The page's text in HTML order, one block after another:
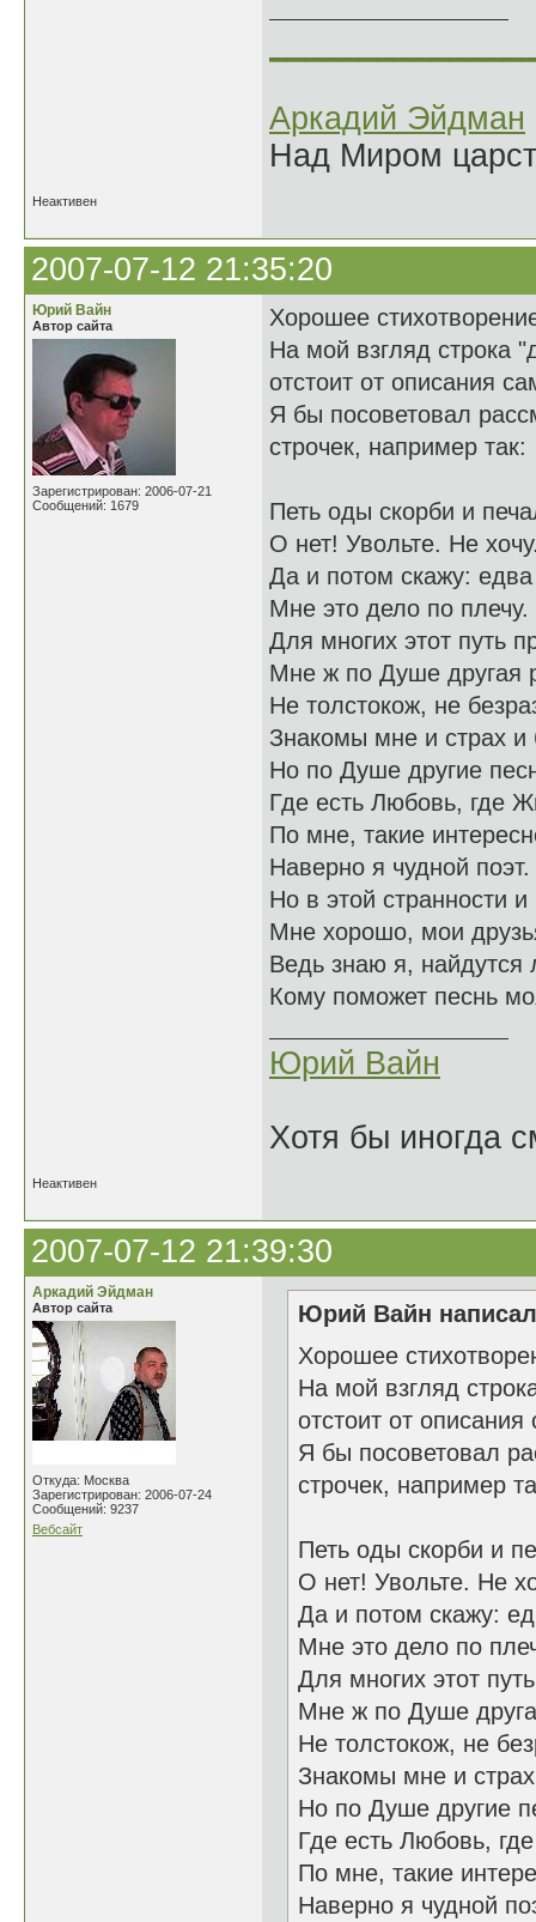
Аркадий Эйдман
Над Миром
Неактивен
2007-07-12 21:35:20
Юрий Вайн
Автор сайта
Зарегистрирован: 2006-07-21
Сообщений: 1679
Хорошее
На мой взгляд строка
отстоит от описания
Я бы посоветовал
строчек, например так:
Петь оды скорби и
О нет! Увольте. Не
Да и потом скажу:
Мне это дело по плечу.
Для многих этот путь
Мне ж по Душе другая
Не толстокож, не
Знакомы мне и страх и
Но по Душе другие
Где есть Любовь, где
По мне, такие
Наверно я чудной поэт.
Но в этой странности и
Мне хорошо, мои
Ведь знаю я, найдутся
Кому поможет песнь
Юрий Вайн
Хотя бы иногда
Неактивен
2007-07-12 21:39:30
Аркадий Эйдман
Автор сайта
Откуда: Москва
Зарегистрирован: 2006-07-24
Сообщений: 9237
Вебсайт
Юрий Вайн
Хорошее
На мой взгляд
отстоит от описания
Я бы посоветовал
строчек, например
Петь оды скорби и
О нет! Увольте. Не
Да и потом скажу:
Мне это дело по
Для многих этот
Мне ж по Душе
Не толстокож, не
Знакомы мне и
Но по Душе другие
Где есть Любовь,
По мне, такие
Наверно я чудной